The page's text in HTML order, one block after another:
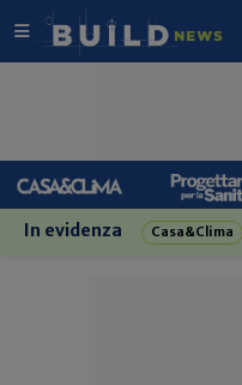
In evidenza Casa&Clima